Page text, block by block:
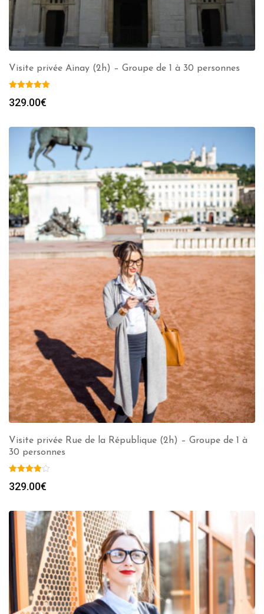
Visite privée Ainay (2h) – Groupe de 1 à 30 personnes
329.00€
Visite privée Rue de la République (2h) – Groupe de 1 à
30 personnes
329.00€